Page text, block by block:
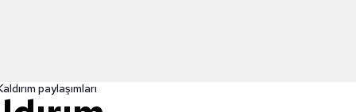
paylaşımları